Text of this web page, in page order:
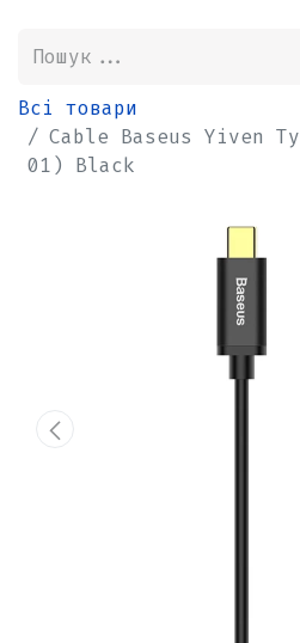
Всі товари
Cable Baseus Yiven
01) Black